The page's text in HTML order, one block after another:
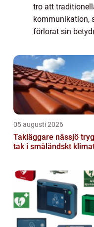
tro att
kommunikation,
förlorat sin
05 augusti 2026
Takläggare nässjö trygga
tak i småländskt